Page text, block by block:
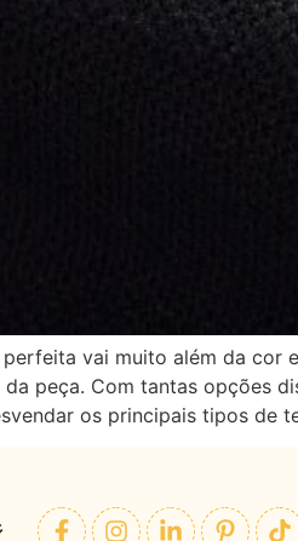
perfeita vai muito além da
peça. Com tantas opções
os principais tipos de